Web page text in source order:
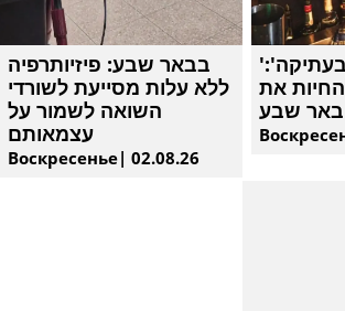
בבאר שבע: פיזיותרפיה
ללא עלות מסייעת לשורדי
השואה לשמור על
עצמאותם
Воскресенье| 02.08.26
'לילות שלישי בעתיקה':
את
שבע